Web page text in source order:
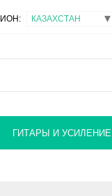
ГИТАРЫ И УСИЛЕНИЕ